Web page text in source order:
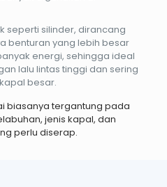
seperti silinder, dirancang
benturan yang lebih besar
energi, sehingga ideal
lalu lintas tinggi dan sering
besar.
biasanya tergantung pada
jenis kapal, dan
perlu diserap.